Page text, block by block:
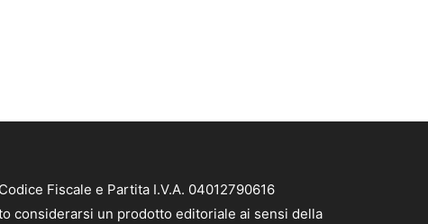
Fiscale e Partita I.V.A. 04012790616
considerarsi un prodotto editoriale ai sensi della